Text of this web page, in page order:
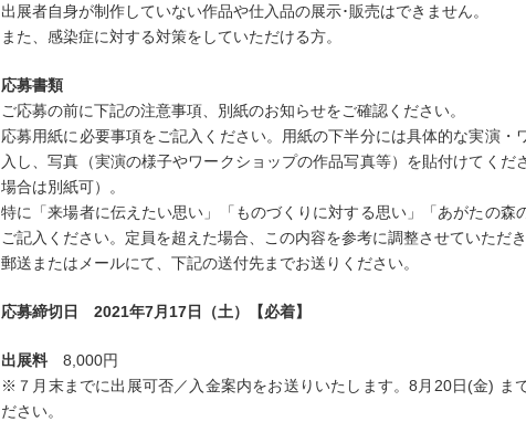
出展者自身が制作していない作品や仕入品の展示･販売はできません。
また、感染症に対する対策をしていただける方。
応募書類
ご応募の前に下記の注意事項、別紙のお知らせをご確認ください。
応募用紙に必要事項をご記入ください。用紙の下半分には具体的な実演・
入し、写真（実演の様子やワークショップの作品写真等）を貼付けてくだ
場合は別紙可）。
特に「来場者に伝えたい思い」「ものづくりに対する思い」「あがたの森
ご記入ください。定員を超えた場合、この内容を参考に調整させていただき
郵送またはメールにて、下記の送付先までお送りください。
応募締切日 2021年7月17日（土）【必着】
出展料 8,000円
※７月末までに出展可否／入金案内をお送りいたします。8月20日(金) ま
ださい。